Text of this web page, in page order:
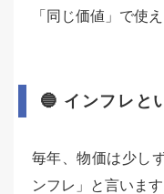
「同じ価値」で使
🔵 インフレと
毎年、物価は少し
ンフレ」と言います